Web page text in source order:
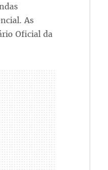
As
Oficial da